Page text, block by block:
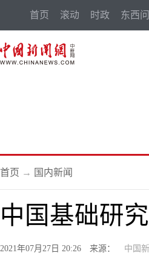
首页 滚动 时政 东西问
首页 → 国内新闻
中国基础研
2021年07月27日 20:26 来源： 中国